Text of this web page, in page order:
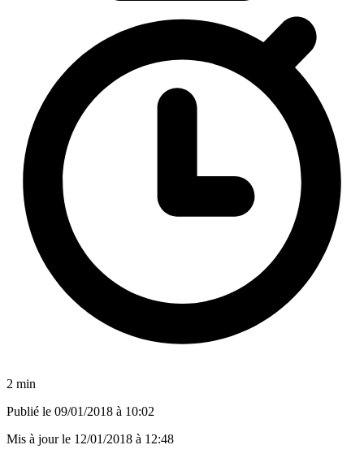
2 min
Publié le 09/01/2018 à 10:02
Mis à jour le 12/01/2018 à 12:48